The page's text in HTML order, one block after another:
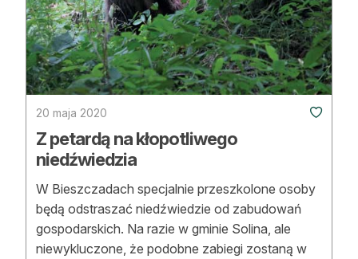
Strefa eksperta
Auto do lasu
Dla drwala
Leśnik na zakupach
Z zagranicy
Edukacja
Lasy prywatne
20 maja 2020
Z petardą na kłopotliwego
niedźwiedzia
W Bieszczadach specjalnie przeszkolone osoby
będą odstraszać niedźwiedzie od zabudowań
gospodarskich. Na razie w gminie Solina, ale
niewykluczone, że podobne zabiegi zostaną w